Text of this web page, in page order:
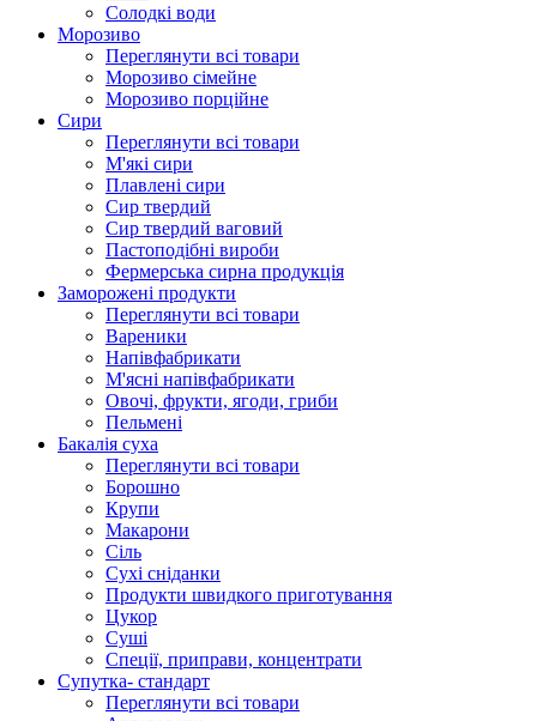
Солодкі води
Морозиво
Переглянути всі товари
Морозиво сімейне
Морозиво порційне
Сири
Переглянути всі товари
М'які сири
Плавлені сири
Сир твердий
Сир твердий ваговий
Пастоподібні вироби
Фермерська сирна продукція
Заморожені продукти
Переглянути всі товари
Вареники
Напівфабрикати
М'ясні напівфабрикати
Овочі, фрукти, ягоди, гриби
Пельмені
Бакалія суха
Переглянути всі товари
Борошно
Крупи
Макарони
Сіль
Сухі сніданки
Продукти швидкого приготування
Цукор
Суші
Спеції, приправи, концентрати
Супутка- стандарт
Переглянути всі товари